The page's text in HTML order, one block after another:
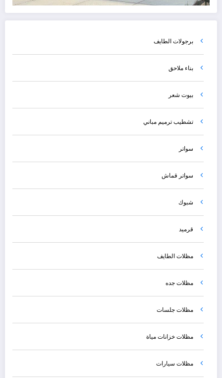
برجولات الطايف
بناء ملاحق
بيوت شعر
تشطيب ترميم مباني
سواتر
سواتر قماش
شبوك
قرميد
مظلات الطايف
مظلات جده
مظلات جلسات
مظلات خزانات مياة
مظلات سيارات